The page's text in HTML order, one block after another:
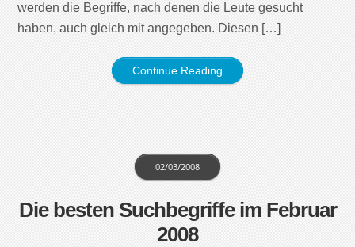
werden die Begriffe, nach denen die Leute gesucht
haben, auch gleich mit angegeben. Diesen […]
Continue Reading
Die besten Suchbegriffe im Februar
2008
02/03/2008